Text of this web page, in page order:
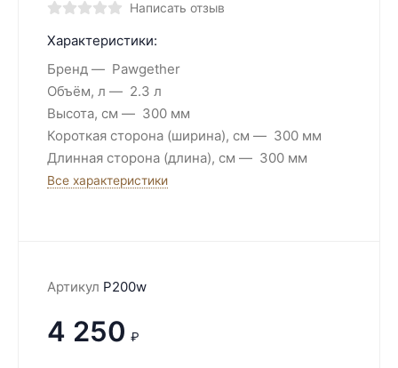
Написать отзыв
Характеристики:
Бренд
Pawgether
Объём, л
2.3 л
Высота, см
300 мм
Короткая сторона (ширина), см
300 мм
Длинная сторона (длина), см
300 мм
Все характеристики
Артикул P200w
4 250 ₽